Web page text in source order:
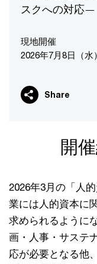
スクへの対応―
現地開催
2026年7月8日（水
Share
開
2026年3月の「人
業には人的資本に
求められるように
画・人事・サステ
応が必要となる他